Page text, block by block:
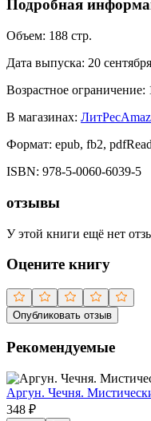
Подробная
Объем: 188 стр.
Дата выпуска: 20
Возрастное ограничение:
В магазинах: ЛитРес
Формат: epub, fb2,
ISBN: 978-5-0060-6039-5
отзывы
У этой книги ещё нет
Оцените книгу
Опубликовать отзыв
Рекомендуемые
Аргун. Чечня.
348 ₽